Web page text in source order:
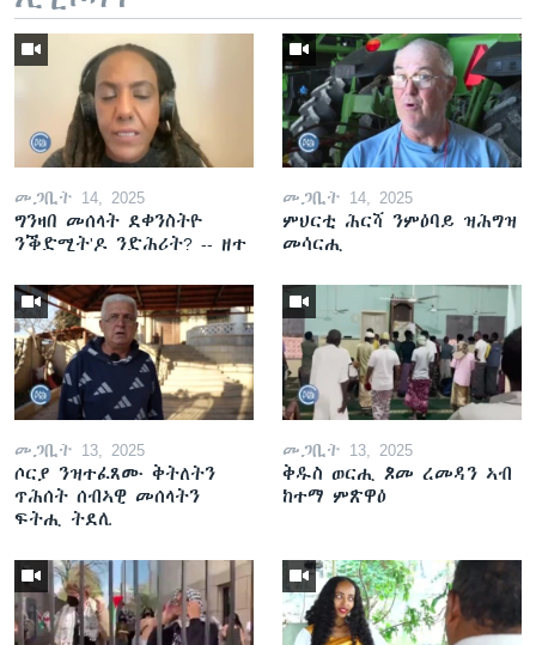
መጋቢት 14, 2025
ግንዛበ መሰላት ደቀንስትዮ
ንቕድሚት'ዶ ንድሕሪት? -- ዘተ
መጋቢት 14, 2025
ምህርቲ ሕርሻ ንምዕባይ ዝሕግዝ
መሳርሒ
መጋቢት 13, 2025
ሶርያ ንዝተፈጸሙ ቅትለትን
ጥሕሰት ሰብኣዊ መሰላትን
ፍትሒ ትደሊ
መጋቢት 13, 2025
ቅዱስ ወርሒ ጾመ ረመዳን ኣብ
ከተማ ምጽዋዕ